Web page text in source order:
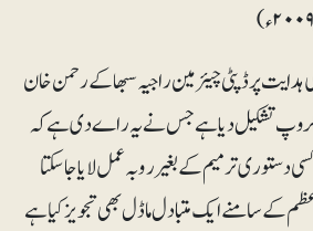
پر ڈپٹی چیئرمین راجیہ سبھا کے رحمن خان
گروپ تشکیل دیا ہے جس نے یہ راے دی ہے کہ
دستوری ترمیم کے بغیر روبہ عمل لایا جاسکتا
سامنے ایک متبادل ماڈل بھی تجویز کیاہے